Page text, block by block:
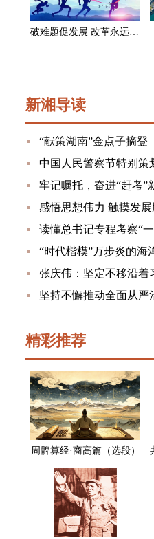
破难题促发展 改革永远在路上
新湘导读
“献策湖南”金点子摘登
中国人民警察节特别策
牢记嘱托，奋进“赶考”
感悟思想伟力 触摸发展
读懂总书记专程考察“
“时代楷模”万步炎的海
张庆伟：坚定不移沿着
向前进 凝心聚力奋进新
坚持不懈推动全面从严
精彩推荐
周髀算经·商高篇（选段）